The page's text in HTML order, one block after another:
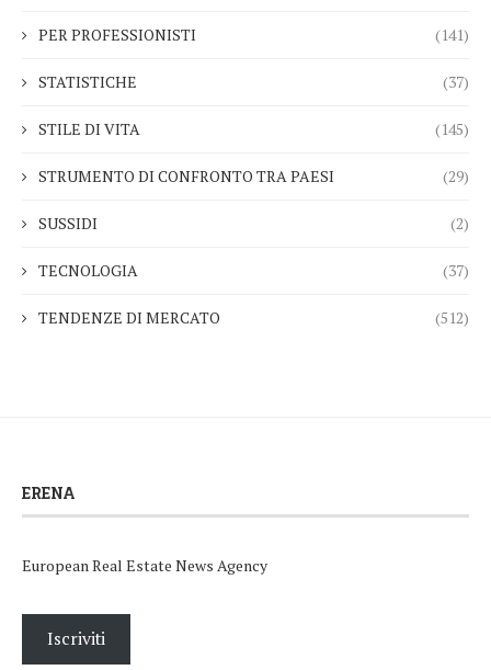
PER PROFESSIONISTI (141)
STATISTICHE (37)
STILE DI VITA (145)
STRUMENTO DI CONFRONTO TRA PAESI (29)
SUSSIDI (2)
TECNOLOGIA (37)
TENDENZE DI MERCATO (512)
ERENA
European Real Estate News Agency
Iscriviti